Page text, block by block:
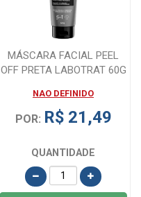
MÁSCARA FACIAL PEEL
OFF PRETA LABOTRAT 60G
NAO DEFINIDO
POR: R$ 21,49
QUANTIDADE